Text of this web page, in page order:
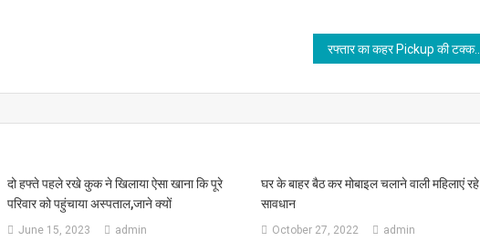
रफ्तार का कहर Pickup की टक्कर से स्कूटी सवार युवक की मौत
दो हफ्ते पहले रखे कुक ने खिलाया ऐसा खाना कि पूरे
परिवार को पहुंचाया अस्पताल,जाने क्यों
June 15, 2023 admin
घर के बाहर बैठ कर मोबाइल चलाने वाली महिलाएं रहे
सावधान
October 27, 2022 admin